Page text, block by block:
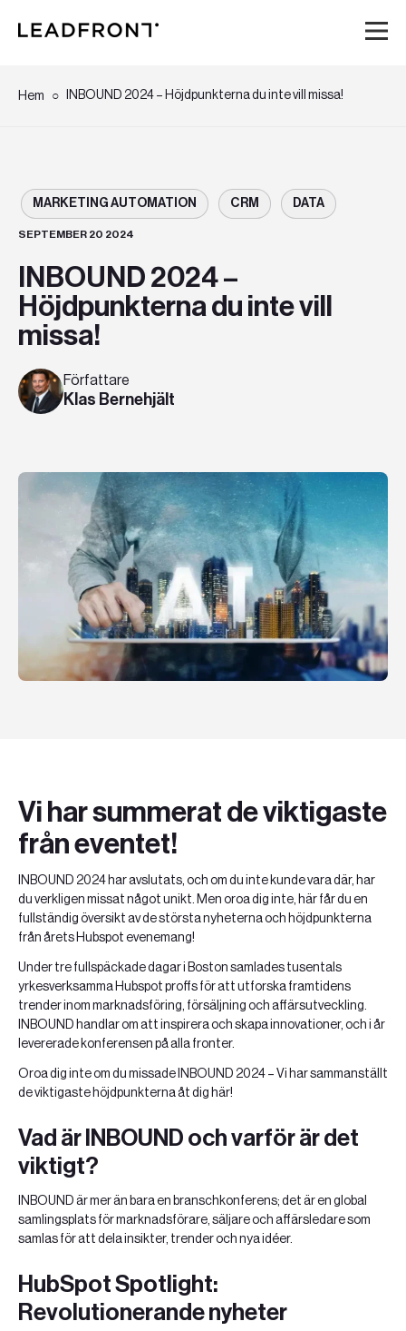
Hem
Kunskap
Karriär
Teknologier
Hem INBOUND 2024 – Höjdpunkterna du inte vill missa!
MARKETING AUTOMATION CRM DATA
SEPTEMBER 20 2024
INBOUND 2024 –
Höjdpunkterna du inte vill
missa!
Författare
Klas Bernehjält
Vi har summerat de viktigaste
från eventet!
INBOUND 2024 har avslutats, och om du inte kunde vara där, har
du verkligen missat något unikt. Men oroa dig inte, här får du en
fullständig översikt av de största nyheterna och höjdpunkterna
från årets Hubspot evenemang!
Under tre fullspäckade dagar i Boston samlades tusentals
yrkesverksamma Hubspot proffs för att utforska framtidens
trender inom marknadsföring, försäljning och affärsutveckling.
INBOUND handlar om att inspirera och skapa innovationer, och i år
levererade konferensen på alla fronter.
Oroa dig inte om du missade INBOUND 2024 – Vi har sammanställt
de viktigaste höjdpunkterna åt dig här!
Vad är INBOUND och varför är det
viktigt?
INBOUND är mer än bara en branschkonferens; det är en global
samlingsplats för marknadsförare, säljare och affärsledare som
samlas för att dela insikter, trender och nya idéer.
HubSpot Spotlight:
Revolutionerande nyheter